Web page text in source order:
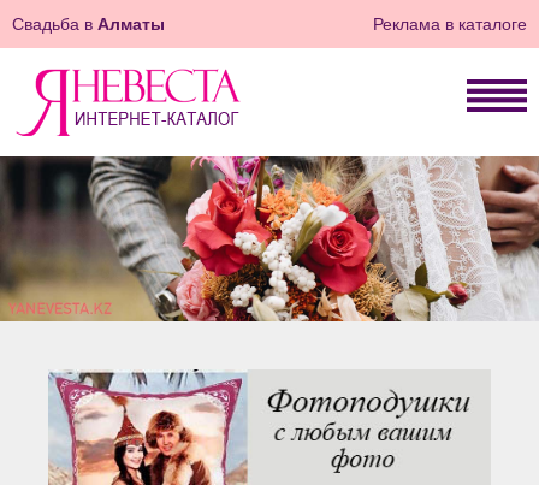
Свадьба в Алматы Реклама в каталоге